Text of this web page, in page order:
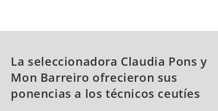
La seleccionadora Claudia Pons y
Mon Barreiro ofrecieron sus
ponencias a los técnicos ceutíes